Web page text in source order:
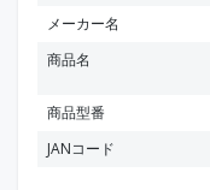
メーカー名
商品名
商品型番
JANコード